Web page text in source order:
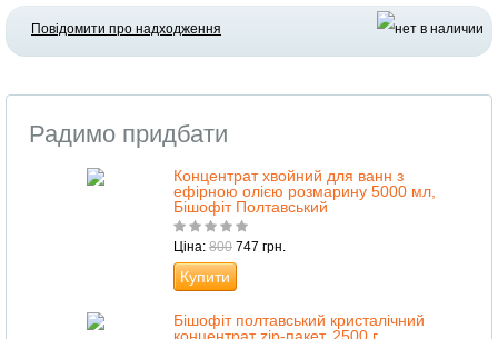
Повідомити про надходження
Радимо придбати
Концентрат хвойний для ванн з
ефірною олією розмарину 5000 мл,
Бішофіт Полтавський
Ціна: 800 747 грн.
Купити
Бішофіт полтавський кристалічний